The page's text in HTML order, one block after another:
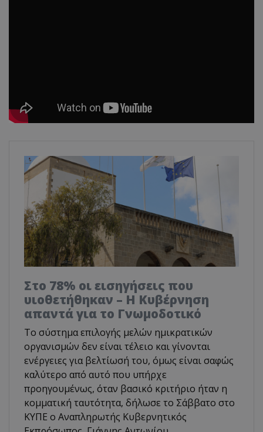
Στο 78% οι εισηγήσεις που
υιοθετήθηκαν – Η Κυβέρνηση
απαντά για το Γνωμοδοτικό
Το σύστημα επιλογής μελών ημικρατικών
οργανισμών δεν είναι τέλειο και γίνονται
ενέργειες για βελτίωσή του, όμως είναι σαφώς
καλύτερο από αυτό που υπήρχε
προηγουμένως, όταν βασικό κριτήριο ήταν η
κομματική ταυτότητα, δήλωσε το Σάββατο στο
ΚΥΠΕ ο Αναπληρωτής Κυβερνητικός